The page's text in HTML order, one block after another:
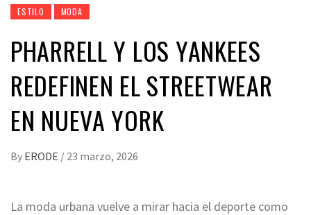
ESTILO MODA
PHARRELL Y LOS YANKEES
REDEFINEN EL STREETWEAR
EN NUEVA YORK
By ERODE / 23 marzo, 2026
La moda urbana vuelve a mirar hacia el deporte como